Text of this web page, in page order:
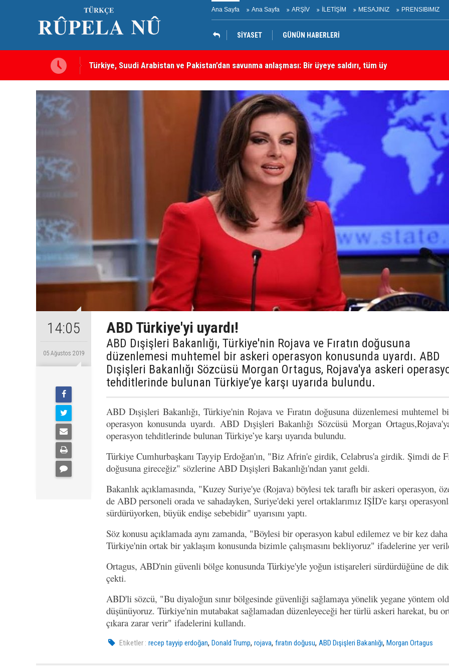
Ana Sayfa Ana Sayfa ARŞİV İLETİŞİM MESAJINIZ PRENSIBIMIZ
SİYASET GÜNÜN HABERLERİ
gebe” -- Ayşe Hür
Türkiye, Suudi Arabistan ve Pakistan’dan savunma anlaşması: Bir üyeye saldırı, tüm üyelere yapılmış
sayılacak
14:05
05 Ağustos 2019
ABD Türkiye'yi uyardı!
ABD Dışişleri Bakanlığı, Türkiye'nin Rojava ve Fıratın doğusuna
düzenlemesi muhtemel bir askeri operasyon konusunda uyardı. ABD
Dışişleri Bakanlığı Sözcüsü Morgan Ortagus, Rojava'ya askeri
tehditlerinde bulunan Türkiye’ye karşı uyarıda bulundu.
ABD Dışişleri Bakanlığı, Türkiye'nin Rojava ve Fıratın doğusuna düzenlemesi muhtemel
operasyon konusunda uyardı. ABD Dışişleri Bakanlığı Sözcüsü Morgan
operasyon tehditlerinde bulunan Türkiye’ye karşı uyarıda bulundu.
Türkiye Cumhurbaşkanı Tayyip Erdoğan'ın, "Biz Afrin'e girdik, Celabrus'a girdik. Şimdi de
doğusuna gireceğiz" sözlerine ABD Dışişleri Bakanlığı'ndan yanıt geldi.
Bakanlık açıklamasında, "Kuzey Suriye'ye (Rojava) böylesi tek taraflı bir askeri operasyon,
de ABD personeli orada ve sahadayken, Suriye'deki yerel ortaklarımız IŞİD'e karşı
sürdürüyorken, büyük endişe sebebidir" uyarısını yaptı.
Söz konusu açıklamada aynı zamanda, "Böylesi bir operasyon kabul edilemez ve bir kez daha
Türkiye'nin ortak bir yaklaşım konusunda bizimle çalışmasını bekliyoruz" ifadelerine yer
Ortagus, ABD'nin güvenli bölge konusunda Türkiye'yle yoğun istişareleri sürdürdüğüne de
çekti.
ABD'li sözcü, "Bu diyaloğun sınır bölgesinde güvenliği sağlamaya yönelik yegane yöntem
düşünüyoruz. Türkiye'nin mutabakat sağlamadan düzenleyeceği her türlü askeri harekat, bu
çıkara zarar verir" ifadelerini kullandı.
Etiketler : recep tayyip erdoğan,Donald Trump,rojava,fıratın doğusu,ABD Dışişleri Bakanlığı,Morgan Ortagus